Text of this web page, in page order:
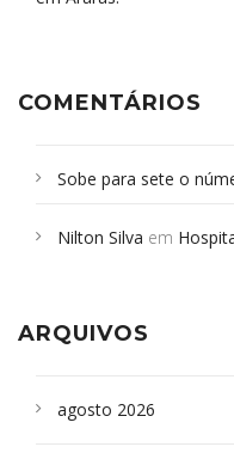
COMENTÁRIOS
Sobe para sete o
Campoformosenses que
Nilton Silva em
ARQUIVOS
agosto 2026